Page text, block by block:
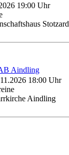
19:00 Uhr
Stotzard
Aindling
18:00 Uhr
Aindling